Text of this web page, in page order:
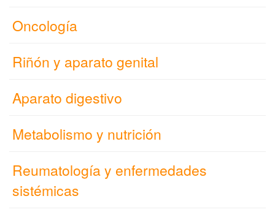
Oncología
Riñón y aparato genital
Aparato digestivo
Metabolismo y nutrición
Reumatología y enfermedades
sistémicas